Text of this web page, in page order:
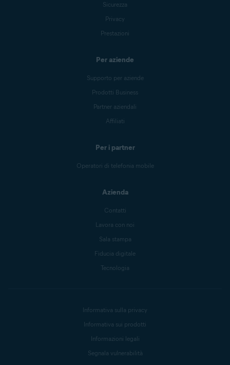
Sicurezza
Privacy
Prestazioni
Per aziende
Supporto per aziende
Prodotti Business
Partner aziendali
Affiliati
Per i partner
Operatori di telefonia mobile
Azienda
Contatti
Lavora con noi
Sala stampa
Fiducia digitale
Tecnologia
Informativa sulla privacy
Informativa sui prodotti
Informazioni legali
Segnala vulnerabilità